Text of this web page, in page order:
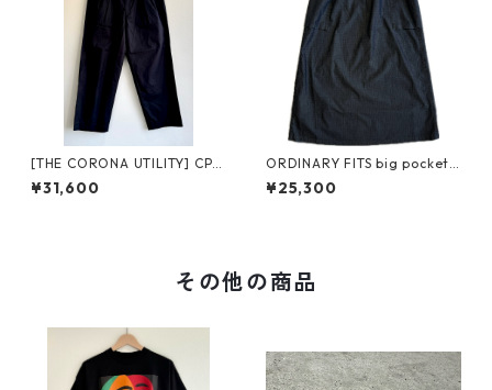
[THE CORONA UTILITY] CP0
27-26-01 2T DESERT SLACKS
W ザ コロナ ユーティリティー
¥31,600
ORDINARY FITS big pocket
eazy skirt ripstop SK005IN
D-226 オーディナリーフィッ
¥25,300
その他の商品